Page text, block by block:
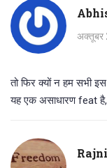
अक्तूबर
तो फिर क्यों न हम सभी
यह एक असाधारण feat